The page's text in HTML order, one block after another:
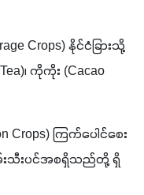
Crops) နိုင်ငံခြားသို့
၊ ကိုကိုး (Cacao
Crops) ကြက်ပေါင်စေး
မ်းသီးပင်အစရှိသည်တို့ ရှိ